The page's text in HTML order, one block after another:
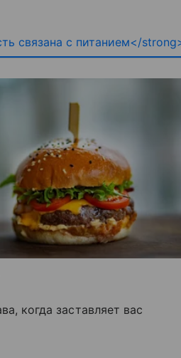
связана с питанием</
когда заставляет вас